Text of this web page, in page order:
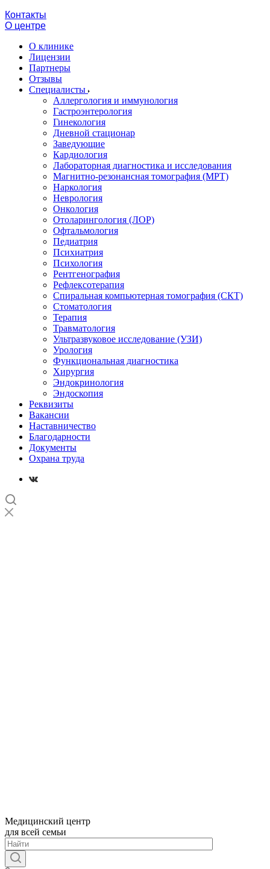
Контакты
О центре
О клинике
Лицензии
Партнеры
Отзывы
Специалисты
Аллергология и иммунология
Гастроэнтерология
Гинекология
Дневной стационар
Заведующие
Кардиология
Лабораторная диагностика и исследования
Магнитно-резонансная томография (МРТ)
Наркология
Неврология
Онкология
Отоларингология (ЛОР)
Офтальмология
Педиатрия
Психиатрия
Психология
Рентгенография
Рефлексотерапия
Спиральная компьютерная томография (СКТ)
Стоматология
Терапия
Травматология
Ультразвуковое исследование (УЗИ)
Урология
Функциональная диагностика
Хирургия
Эндокринология
Эндоскопия
Реквизиты
Вакансии
Наставничество
Благодарности
Документы
Охрана труда
Медицинский центр
для всей семьи